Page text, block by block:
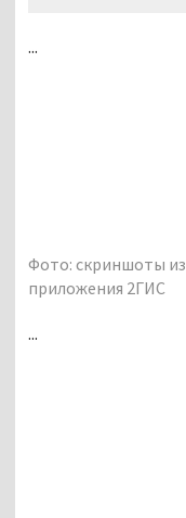
...
Фото: скриншоты из
приложения 2ГИС
...